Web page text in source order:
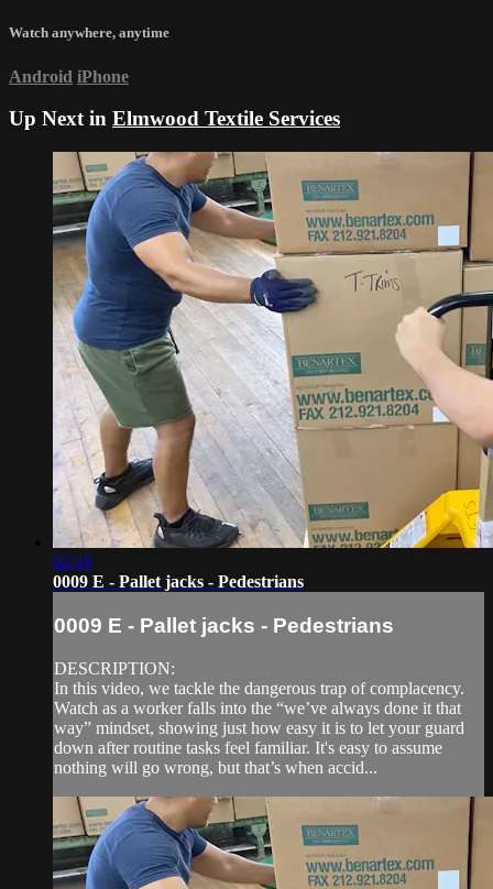
Watch anywhere, anytime
Android iPhone
Up Next in Elmwood Textile Services
02:16
0009 E - Pallet jacks - Pedestrians
0009 E - Pallet jacks - Pedestrians
DESCRIPTION:
In this video, we tackle the dangerous trap of complacency.
Watch as a worker falls into the “we’ve always done it that
way” mindset, showing just how easy it is to let your guard
down after routine tasks feel familiar. It's easy to assume
nothing will go wrong, but that’s when accid...